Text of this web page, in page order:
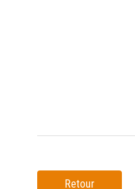
Retour